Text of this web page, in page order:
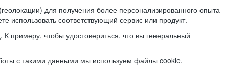
для получения более персонализированного опыта
использовать соответствующий сервис или продукт.
примеру, чтобы удостовериться, что вы генеральный
с такими данными мы используем файлы cookie.